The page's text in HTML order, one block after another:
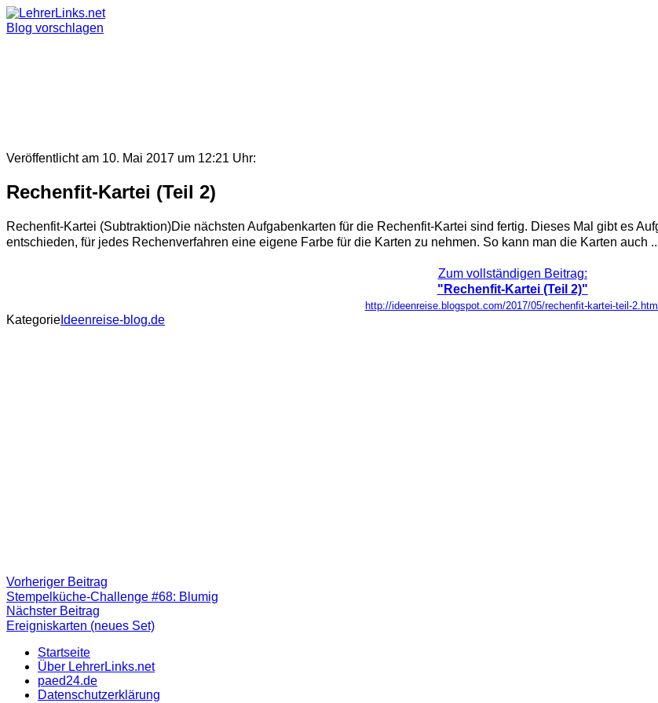
Skip
to
Blog vorschlagen
Veröffentlicht am 10. Mai 2017 um 12:21 Uhr:
Rechenfit-Kartei (Teil 2)
Rechenfit-Kartei (Subtraktion)Die nächsten Aufgabenkarten für die Rechenfit-Kartei sind fertig. Dieses Mal gibt es
entschieden, für jedes Rechenverfahren eine eigene Farbe für die Karten zu nehmen. So kann man die Karten auch
Zum vollständigen Beitrag:
"Rechenfit-Kartei (Teil 2)"
http://ideenreise.blogspot.com/2017/05/rechenfit-kartei-teil-2.html
Kategorie Ideenreise-blog.de
Beitragsnavigation
Vorheriger Beitrag
Beitrag:
Stempelküche-Challenge #68: Blumig
Nächster Beitrag
Beitrag
Ereigniskarten (neues Set)
Startseite
Über LehrerLinks.net
paed24.de
Datenschutzerklärung